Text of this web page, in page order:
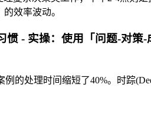
效率波动。
- 实操：使用「问题-对
的处理时间缩短了40%。时踪